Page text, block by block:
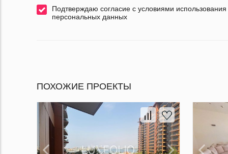
Подтверждаю согласие с условиями использования
персональных данных
ПОХОЖИЕ ПРОЕКТЫ